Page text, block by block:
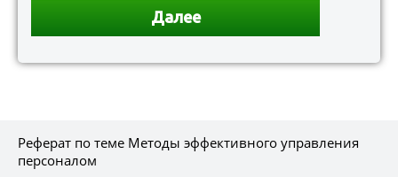
Реферат по теме Методы эффективного управления
персоналом